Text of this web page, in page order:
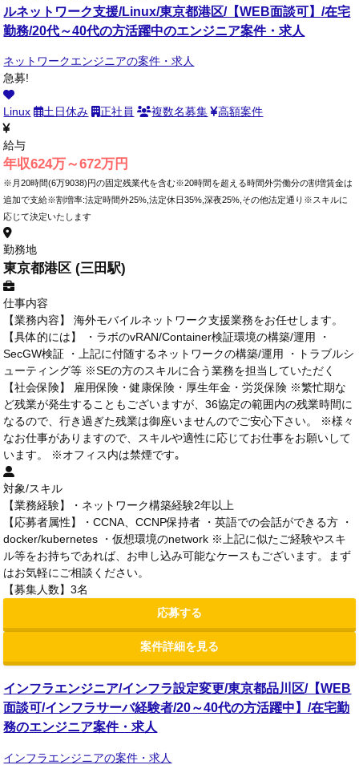
ルネットワーク支援/Linux/東京都港区/【WEB面談可】/在宅
勤務/20代～40代の方活躍中のエンジニア案件・求人
ネットワークエンジニアの案件・求人
急募!
Linux 土日休み 正社員 複数名募集 高額案件
給与
年収624万～672万円
※月20時間(6万9038)円の固定残業代を含む※20時間を超える時間外労働分の割増賃金は
追加で支給※割増率:法定時間外25%,法定休日35%,深夜25%,その他法定通り※スキルに
応じて決定いたします
勤務地
東京都港区 (三田駅)
仕事内容
【業務内容】 海外モバイルネットワーク支援業務をお任せします。
【具体的には】 ・ラボのvRAN/Container検証環境の構築/運用 ・
SecGW検証 ・上記に付随するネットワークの構築/運用 ・トラブルシ
ューティング等 ※SEの方のスキルに合う業務を担当していただく
【社会保険】 雇用保険・健康保険・厚生年金・労災保険 ※繁忙期な
ど残業が発生することもございますが、36協定の範囲内の残業時間に
なるので、行き過ぎた残業は御座いませんのでご安心下さい。 ※様々
なお仕事がありますので、スキルや適性に応じてお仕事をお願いして
います。 ※オフィス内は禁煙です｡
対象/スキル
【業務経験】・ネットワーク構築経験2年以上
【応募者属性】・CCNA、CCNP保持者 ・英語での会話ができる方 ・
docker/kubernetes ・仮想環境のnetwork ※上記に似たご経験やスキ
ル等をお持ちであれば、お申し込み可能なケースもございます。まず
はお気軽にご相談ください。
【募集人数】3名
応募する
案件詳細を見る
インフラエンジニア/インフラ設定変更/東京都品川区/【WEB
面談可/インフラサーバ経験者/20～40代の方活躍中】/在宅勤
務のエンジニア案件・求人
インフラエンジニアの案件・求人